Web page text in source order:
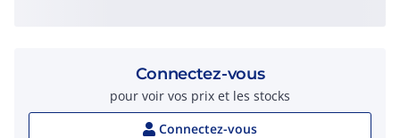
Connectez-vous
pour voir vos prix et les stocks
Connectez-vous